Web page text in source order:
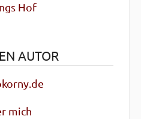
Hof
AUTOR
mich